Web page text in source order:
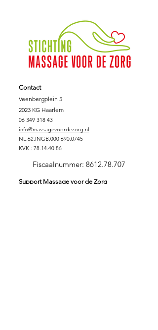
Contact
Veenbergplein 5
2023 KG Haarlem
06 349 318 43
info@massagevoordezorg.nl
NL.62.INGB.000.690.0745
KVK : 78.14.40.86
Fiscaalnummer: 8612.78.707
Support Massage voor de Zorg